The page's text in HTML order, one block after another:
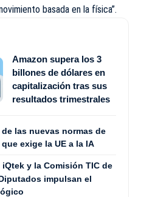
basada en la física”.
Amazon supera los 3
billones de dólares en
capitalización tras sus
resultados trimestrales
las nuevas normas de
exige la UE a la IA
y la Comisión TIC de
impulsan el